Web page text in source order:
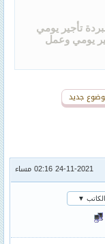
يومي 0509342419 دينا مبردة تأجير يومي
مبردة تأجير يومي وعمل
جديد
24-11-2021 02:16 مساء
▼